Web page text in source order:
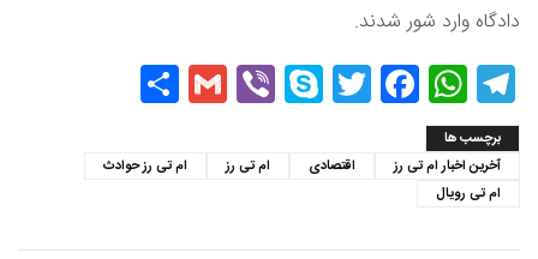
دادگاه وارد شور شدند.
Telegram
WhatsApp
Facebook
Twitter
Skype
Viber
Gmail
برچسب ها
آخرین اخبار ام تی رز
اقتصادی ام تی رز
ام تی رز حوادث
ام تی رویال